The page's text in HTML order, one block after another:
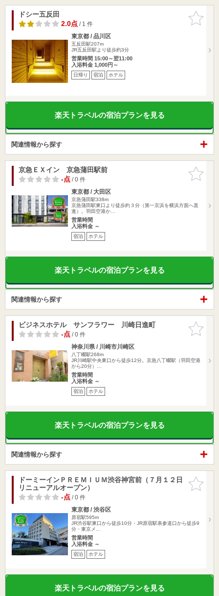
お気に入
りに追加
ドシー五反田
2.0点/ 1 件
東京都 / 品川区
五反田駅207m
JR五反田駅より徒歩約3分
営業時間 15:00～翌11:00
入浴料金 1,000円～
日帰り 宿泊 ホテル
楽天トラベルの宿泊プランを見る
関連情報から探す
お気に入
りに追加
京急ＥＸイン 京急蒲田駅前
-点/ 0 件
東京都 / 大田区
京急蒲田駅338m
京急蒲田駅東口より徒歩約３分（第一京浜を横浜方面へ直
進）。羽田空港か…
営業時間
入浴料金 ～
宿泊 ホテル
楽天トラベルの宿泊プランを見る
関連情報から探す
お気に入
りに追加
ビジネスホテル サンフラワー 川崎日進町
-点/ 0 件
神奈川県 / 川崎市川崎区
八丁畷駅268m
JR川崎駅中央東口から徒歩12分。京急八丁畷駅（羽田空港
から20分）…
営業時間
入浴料金 ～
宿泊 ホテル
楽天トラベルの宿泊プランを見る
関連情報から探す
お気に入
りに追加
ドーミーインＰＲＥＭＩＵＭ渋谷神宮前（７月１２日
リニューアルオープン）
-点/ 0 件
東京都 / 渋谷区
原宿駅595m
JR渋谷駅東口から徒歩10分・JR原宿駅表参道口から徒歩9
分・東京メ…
営業時間
入浴料金 ～
宿泊 ホテル
楽天トラベルの宿泊プランを見る